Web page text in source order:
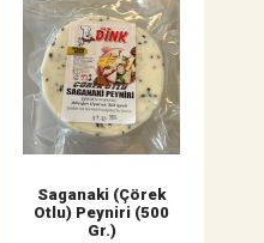
Saganaki (Çörek
Otlu) Peyniri (500
Gr.)